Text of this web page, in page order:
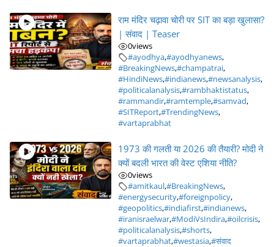
राम मंदिर चढ़ावा चोरी पर SIT का बड़ा खुलासा?
| संवाद | Teaser
0views
#ayodhya,#ayodhyanews,
#BreakingNews,#champatrai,
#HindiNews,#indianews,#newsanalysis,
#politicalanalysis,#rambhaktistatus,
#rammandir,#ramtemple,#samvad,
#SITReport,#TrendingNews,
#vartaprabhat
1973 की गलती या 2026 की तैयारी? मोदी ने
क्यों बदली भारत की वेस्ट एशिया नीति?
0views
#amitkaul,#BreakingNews,
#energysecurity,#foreignpolicy,
#geopolitics,#indiafirst,#indianews,
#iranisraelwar,#ModiVsIndira,#oilcrisis,
#politicalanalysis,#shorts,
#vartaprabhat,#westasia,#संवाद